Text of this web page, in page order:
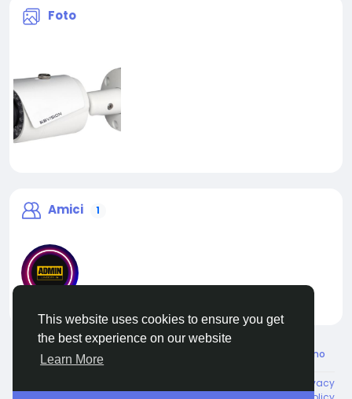
This website uses cookies to ensure you get
the best experience on our website
Learn More
Foto
Amici 1
liveadmin
© 2026 Live City In Italiano
Privacy